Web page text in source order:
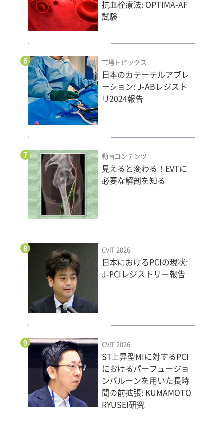
抗血栓療法: OPTIMA-AF
試験
6 市場トピックス
日本のカテーテルアブレ
ーション: J-ABレジスト
リ2024報告
7 動画コンテンツ
見えると変わる！EVTに
必要な解剖を知る
8 CVIT 2026
日本におけるPCIの現状:
J-PCIレジストリー報告
9 CVIT 2026
ST上昇型MIに対するPCI
におけるパーフュージョ
ンバルーンを用いた長時
間の前拡張: KUMAMOTO
RYUSEI研究